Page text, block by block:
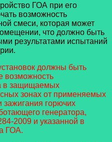
ГОА при его
возможность
смеси, которая может
что должно быть
результатами испытаний
должны быть
возможность
в защищаемых
зонах от применяемых
зажигания горючих
генератора,
2009 и указанной в
ГОА.